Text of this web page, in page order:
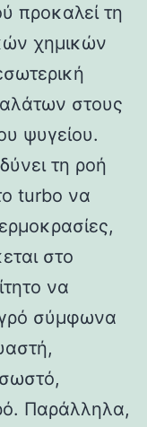
προκαλεί τη
χημικών
στους
ψυγείου.
τη ροή
turbo να
στο
να
σύμφωνα
Παράλληλα,